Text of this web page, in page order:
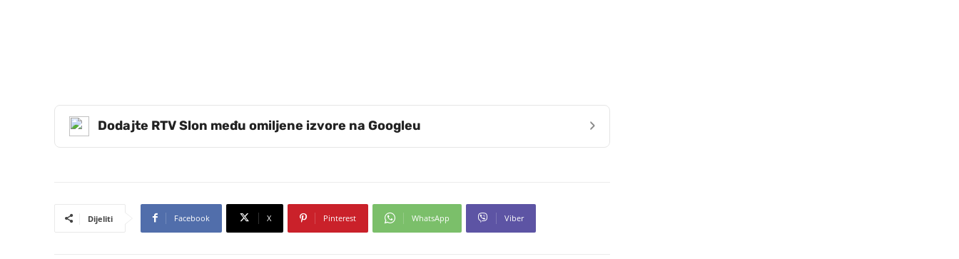
Dodajte RTV Slon među omiljene izvore na Googleu ›
Dijeliti Facebook X Pinterest WhatsApp Viber